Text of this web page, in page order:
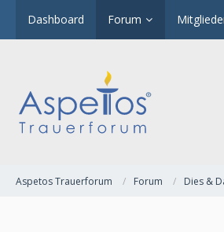
Dashboard Forum
Aspetos Trauerforum Forum Dies &